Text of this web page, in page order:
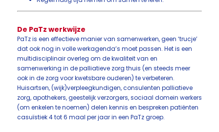
De PaTz werkwijze
PaTz is een effectieve manier van samenwerken, geen ‘trucje’
dat ook nog in volle werkagenda’s moet passen. Het is een
multidisciplinair overleg om de kwaliteit van en
samenwerking in de palliatieve zorg thuis (en steeds meer
ook in de zorg voor kwetsbare ouderen) te verbeteren.
Huisartsen, (wijk)verpleegkundigen, consulenten palliatieve
zorg, apothekers, geestelijk verzorgers, sociaal domein werkers
(om enkelen te noemen) delen kennis en bespreken patiënten
casuïstiek 4 tot 6 maal per jaar in een PaTz groep.